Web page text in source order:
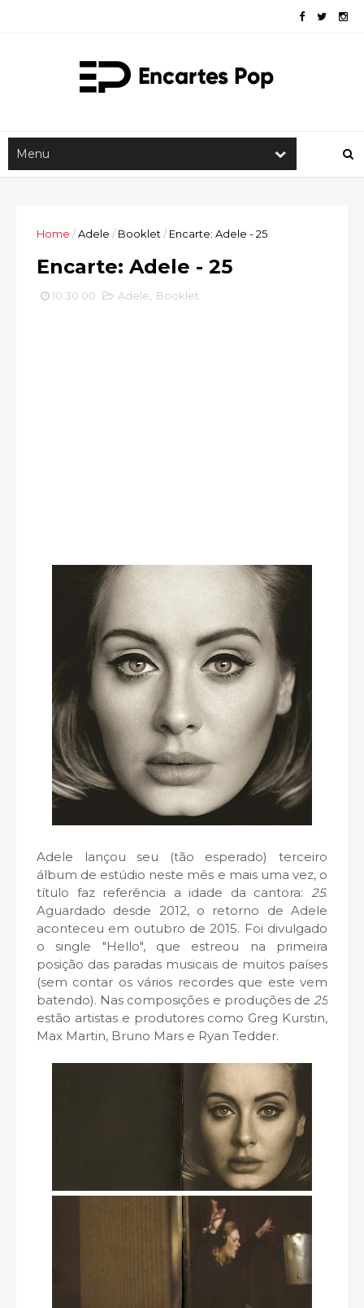
Home /Adele / Booklet / Encarte: Adele - 25
Encarte: Adele - 25
10:30:00 Adele Booklet
Adele lançou seu (tão esperado) terceiro
álbum de estúdio neste mês e mais uma vez, o
título faz referência a idade da cantora: 25.
Aguardado desde 2012, o retorno de Adele
aconteceu em outubro de 2015. Foi divulgado
o single "Hello", que estreou na primeira
posição das paradas musicais de muitos países
(sem contar os vários recordes que este vem
batendo). Nas composições e produções de 25
estão artistas e produtores como Greg Kurstin,
Max Martin, Bruno Mars e Ryan Tedder.